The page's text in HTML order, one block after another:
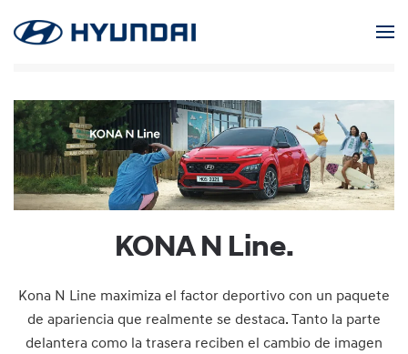
Skip to main content
KONA N Line.
Kona N Line maximiza el factor deportivo con un paquete
de apariencia que realmente se destaca. Tanto la parte
delantera como la trasera reciben el cambio de imagen